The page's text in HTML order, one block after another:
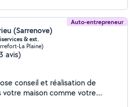
Auto-entrepreneur
(Sarrenove)
& ext.
La Plaine)
avis)
votre maison comme votre